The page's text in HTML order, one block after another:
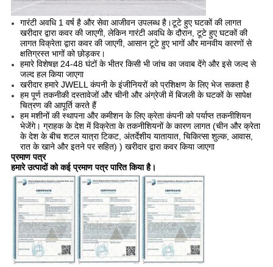
गारंटी अवधि 1 वर्ष है और सेवा आजीवन उपलब्ध है।टूटे हुए घटकों की लागत
खरीदार द्वारा कवर की जाएगी, लेकिन गारंटी अवधि के दौरान, टूटे हुए घटकों की
लागत विक्रेता द्वारा कवर की जाएगी, आसान टूटे हुए भागों और मानवीय कारणों से
क्षतिग्रस्त भागों को छोड़कर।
हमारे विशेषज्ञ 24-48 घंटों के भीतर किसी भी जांच का जवाब देंगे और इसे जल्द से
जल्द हल किया जाएगा
खरीदार हमारे JWELL कंपनी के इंजीनियरों को प्रशिक्षण के लिए भेज सकता है
हम पूर्ण तकनीकी दस्तावेजों और चीनी और अंग्रेजी में बिजली के घटकों के सापेक्ष
चित्रण की आपूर्ति करते हैं
हम मशीनों की स्थापना और कमीशन के लिए क्रेता कंपनी को पर्याप्त तकनीशियन
भेजेंगे। ग्राहक के देश में विक्रेता के तकनीशियनों के कारण लागत (चीन और क्रेता
के देश के बीच शटल यात्रा टिकट, अंतर्देशीय यातायात, चिकित्सा शुल्क, आवास,
रात के खाने और इतने पर सहित) ) खरीदार द्वारा कवर किया जाएगा
प्रमाण पत्र
हमारे उत्पादों को कई प्रमाण पत्र पारित किया है।